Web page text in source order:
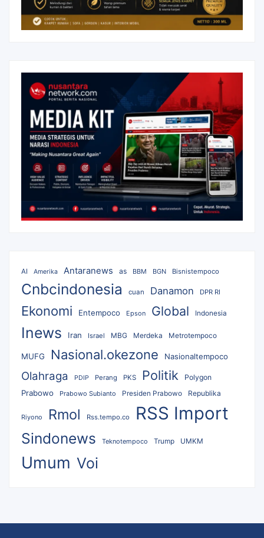
AI Amerika Antaranews as BBM BGN Bisnistempoco
Cnbcindonesia cuan Danamon DPR RI
Ekonomi Entempoco Epson Global Indonesia
Inews Iran Israel MBG Merdeka Metrotempoco
MUFG Nasional.okezone Nasionaltempoco
Olahraga PDIP Perang PKS Politik Polygon
Prabowo Prabowo Subianto Presiden Prabowo Republika
Riyono Rmol Rss.tempo.co RSS Import
Sindonews Teknotempoco Trump UMKM
Umum Voi